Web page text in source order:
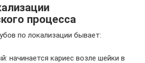
процесса
по локализации бывает:
начинается кариес возле шейки в